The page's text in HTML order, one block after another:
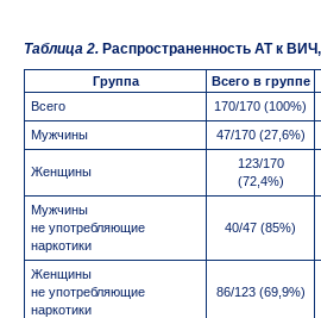
Таблица 2. Распространенность АТ к
Группа Всего в группе
Всего
170/170 (100%)
Мужчины
47/170 (27,6%)
Женщины
123/170
(72,4%)
Мужчины
не употребляющие
наркотики
40/47 (85%)
Женщины
не употребляющие
наркотики
86/123 (69,9%)